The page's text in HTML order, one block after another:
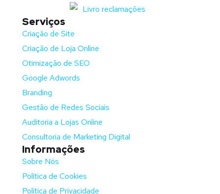
Serviços
Criação de Site
Criação de Loja Online
Otimização de SEO
Google Adwords
Branding
Gestão de Redes Sociais
Auditoria a Lojas Online
Consultoria de Marketing Digital
Informações
Sobre Nós
Política de Cookies
Política de Privacidade